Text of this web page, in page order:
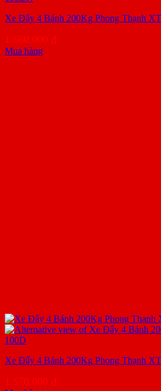
Xe Đẩy 4 Bánh 200Kg Phong Thạnh
1.660.000 ₫
Mua hàng
Xe Đẩy 4 Bánh 200Kg Phong Thạnh
1.570.000 ₫